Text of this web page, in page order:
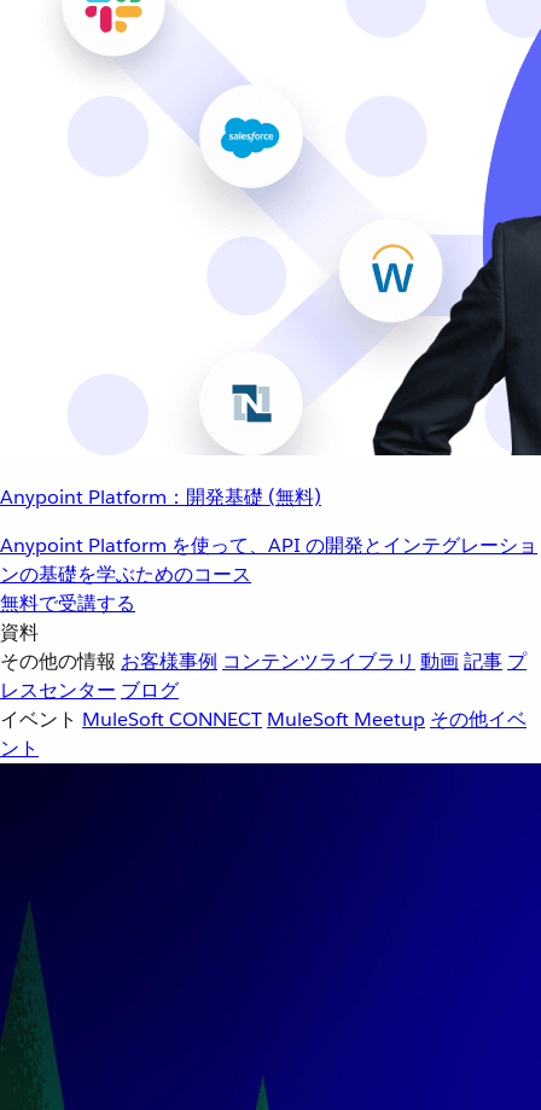
Anypoint Platform：開発基礎 (無料)
Anypoint Platform を使って、API の開発とインテグレーショ
ンの基礎を学ぶためのコース
無料で受講する
資料
その他の情報 お客様事例 コンテンツライブラリ 動画記事 プ
レスセンター ブログ
イベント MuleSoft CONNECT MuleSoft Meetup その他イベ
ント